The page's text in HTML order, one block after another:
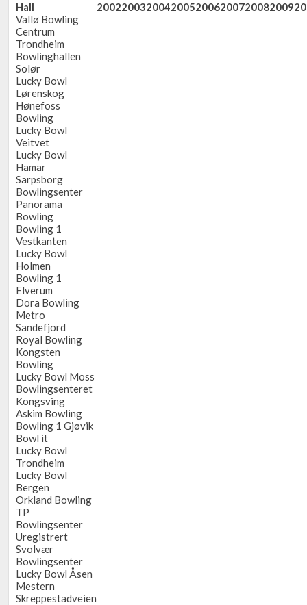
Hall 20022003200420052006200720082009
Vallø Bowling
Centrum
Trondheim
Bowlinghallen
Solør
Lucky Bowl
Lørenskog
Hønefoss
Bowling
Lucky Bowl
Veitvet
Lucky Bowl
Hamar
Sarpsborg
Bowlingsenter
Panorama
Bowling
Bowling 1
Vestkanten
Lucky Bowl
Holmen
Bowling 1
Elverum
Dora Bowling
Metro
Sandefjord
Royal Bowling
Kongsten
Bowling
Lucky Bowl Moss
Bowlingsenteret
Kongsving
Askim Bowling
Bowling 1 Gjøvik
Bowl it
Lucky Bowl
Trondheim
Lucky Bowl
Bergen
Orkland Bowling
TP
Bowlingsenter
Uregistrert
Svolvær
Bowlingsenter
Lucky Bowl Åsen
Mestern
Skreppestadveien